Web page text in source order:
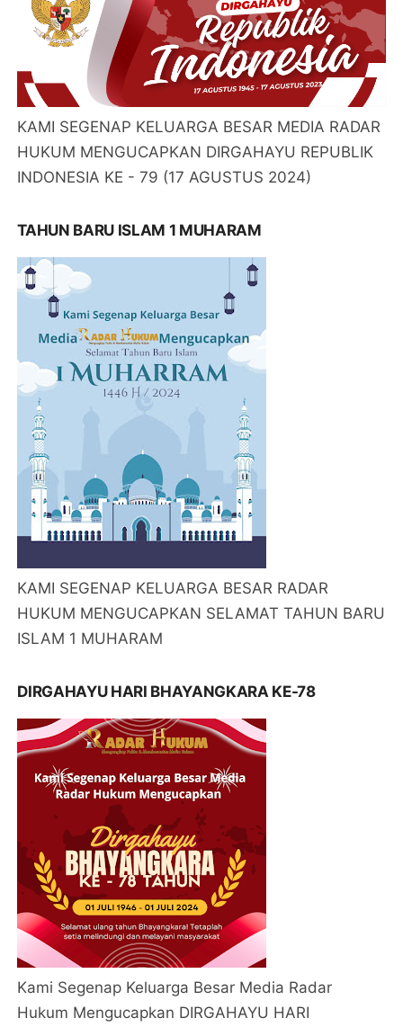
KAMI SEGENAP KELUARGA BESAR MEDIA RADAR
HUKUM MENGUCAPKAN DIRGAHAYU REPUBLIK
INDONESIA KE - 79 (17 AGUSTUS 2024)
TAHUN BARU ISLAM 1 MUHARAM
KAMI SEGENAP KELUARGA BESAR RADAR
HUKUM MENGUCAPKAN SELAMAT TAHUN BARU
ISLAM 1 MUHARAM
DIRGAHAYU HARI BHAYANGKARA KE-78
Kami Segenap Keluarga Besar Media Radar
Hukum Mengucapkan DIRGAHAYU HARI